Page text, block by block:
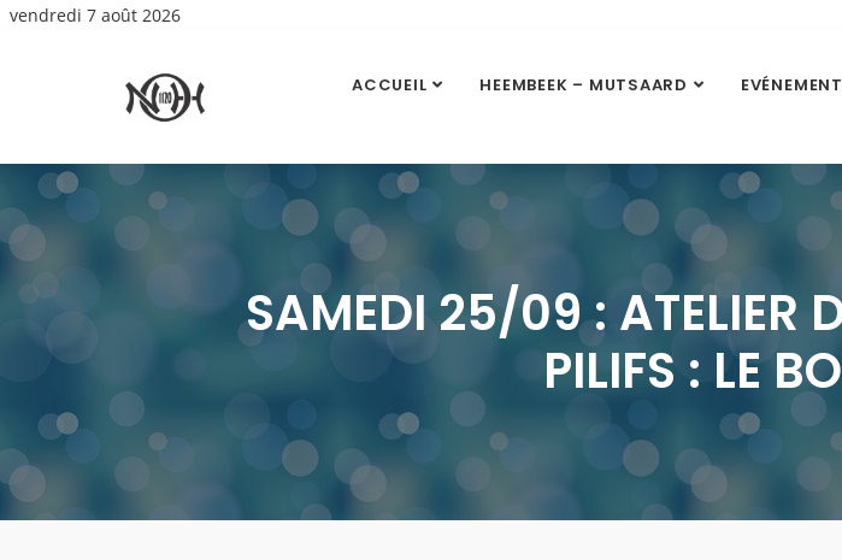
vendredi 7 août 2026
ACCUEIL HEEMBEEK – MUTSAARD
SAMEDI 25/09 : ATELIER
PILIFS : LE